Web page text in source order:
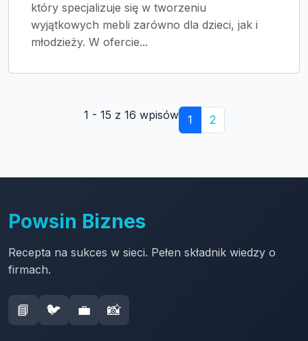
który specjalizuje się w tworzeniu
wyjątkowych mebli zarówno dla dzieci, jak i
młodzieży. W ofercie...
1 - 15 z 16 wpisów 1 2
Powsin Biznes
Recepta na sukces w sieci. Pełen składnik wiedzy o
firmach.
📘 🐦 💼 📸